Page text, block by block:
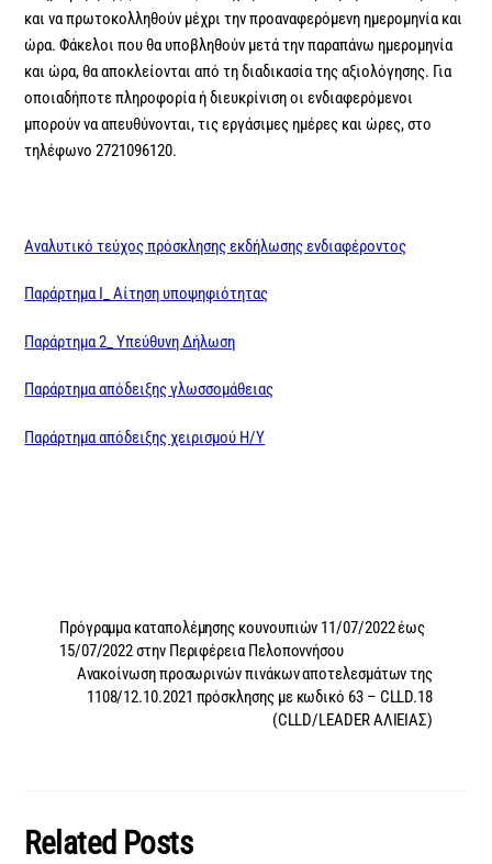
και να πρωτοκολληθούν μέχρι την προαναφερόμενη ημερομηνία και
ώρα. Φάκελοι που θα υποβληθούν μετά την παραπάνω ημερομηνία
και ώρα, θα αποκλείονται από τη διαδικασία της αξιολόγησης. Για
οποιαδήποτε πληροφορία ή διευκρίνιση οι ενδιαφερόμενοι
μπορούν να απευθύνονται, τις εργάσιμες ημέρες και ώρες, στο
τηλέφωνο 2721096120.
Αναλυτικό τεύχος πρόσκλησης εκδήλωσης ενδιαφέροντος
Παράρτημα Ι_ Αίτηση υποψηφιότητας
Παράρτημα 2_ Υπεύθυνη Δήλωση
Παράρτημα απόδειξης γλωσσομάθειας
Παράρτημα απόδειξης χειρισμού Η/Υ
Πρόγραμμα καταπολέμησης κουνουπιών 11/07/2022 έως
15/07/2022 στην Περιφέρεια Πελοποννήσου
Ανακοίνωση προσωρινών πινάκων αποτελεσμάτων της
1108/12.10.2021 πρόσκλησης με κωδικό 63 – CLLD.18
(CLLD/LEADER ΑΛΙΕΙΑΣ)
Related Posts